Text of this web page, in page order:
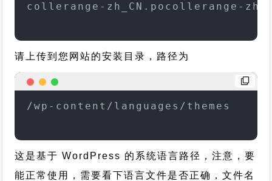
collerange-zh_CN.pocollerange-
请上传到您网站的安装目录，路径为
/wp-content/languages/themes
这是基于 WordPress 的系统语言路径，注意，要
能正常使用，需要看下语言文件是否正确，文件名